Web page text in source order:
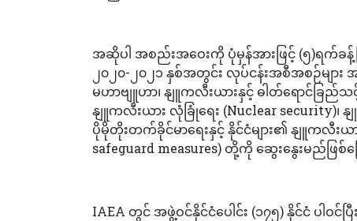
အဆိုပါ အစည်းအဝေးကို ပုံမှန်အားဖြင့် (၅)ရက်ခ
၂၀၂၀-၂၀၂၁ နှစ်အတွင်း လုပ်ငန်းအစီအစဉ်မ
မဟာဗျူဟာ၊ နျူကလီးယားနှင့် ဓါတ်ရောင်ခြည်သင့်
နျူကလီးယား လုံခြုံရေး (Nuclear security)၊
ပိုမိုတိုးတက်ခိုင်မာရေးနှင့် နိုင်ငံများ၏ နျူကလီးယ
safeguard measures) တို့ကို ဆွေးနွေးမည်ဖြ
IAEA တွင် အဖွဲ့ဝင်နိုင်ငံပေါင်း (၁၇၅) နိုင်ငံ ပါဝ